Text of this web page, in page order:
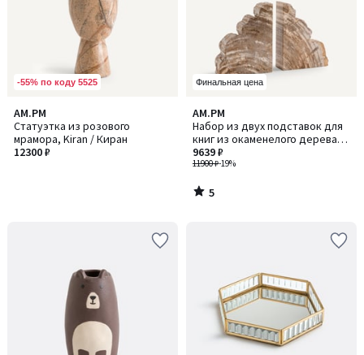
-55% по коду 5525
AM.PM
Статуэтка из розового
мрамора, Kiran / Киран
12300 ₽
Финальная цена
AM.PM
Набор из двух подставок для
книг из окаменелого дерева,
Kayu / Кайу
11900 ₽-19%
9639 ₽
5
/
5
5
/